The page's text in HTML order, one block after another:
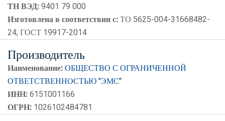
ТН ВЭД:9401 79 000
Изготовлена в соответствии с:ТО 5625-004-31668482-
24, ГОСТ 19917-2014
Производитель
Наименование:ОБЩЕСТВО С ОГРАНИЧЕННОЙ
ОТВЕТСТВЕННОСТЬЮ "ЭМС"
ИНН:6151001166
ОГРН: 1026102484781